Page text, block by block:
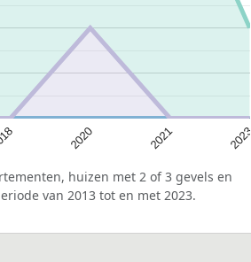
2020 2021 2023
huizen met 2 of 3 gevels en
van 2013 tot en met 2023.